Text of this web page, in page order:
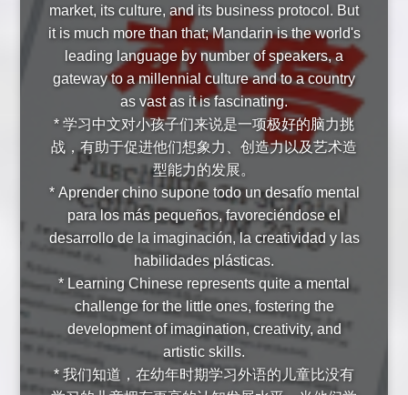
market, its culture, and its business protocol. But
it is much more than that; Mandarin is the world's
leading language by number of speakers, a
gateway to a millennial culture and to a country
as vast as it is fascinating.
* 学习中文对小孩子们来说是一项极好的脑力挑
战，有助于促进他们想象力、创造力以及艺术造
型能力的发展。
* Aprender chino supone todo un desafío mental
para los más pequeños, favoreciéndose el
desarrollo de la imaginación, la creatividad y las
habilidades plásticas.
* Learning Chinese represents quite a mental
challenge for the little ones, fostering the
development of imagination, creativity, and
artistic skills.
* 我们知道，在幼年时期学习外语的儿童比没有